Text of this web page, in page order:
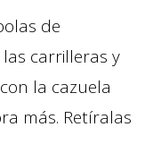
de
carrilleras y
la cazuela
más. Retíralas